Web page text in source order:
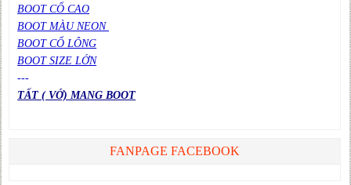
BOOT CỔ CAO
BOOT MÀU NEON
BOOT CỔ LÔNG
BOOT SIZE LỚN
---
TẤT ( VỚ) MANG BOOT
FANPAGE FACEBOOK